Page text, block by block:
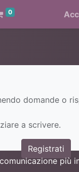
0
domande o
a scrivere.
Registrati
più